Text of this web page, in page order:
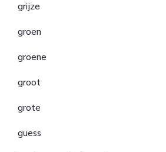
grijze
groen
groene
groot
grote
guess